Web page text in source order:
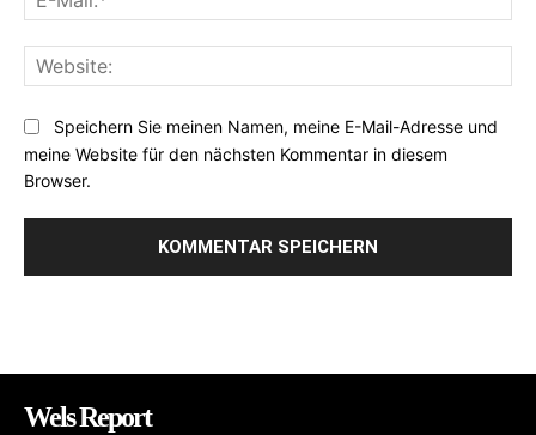
Speichern Sie meinen Namen, meine E-Mail-Adresse und
meine Website für den nächsten Kommentar in diesem
Browser.
Wels Report